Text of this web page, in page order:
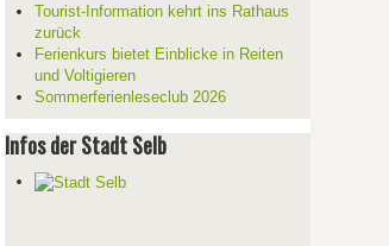
Tourist-Information kehrt ins Rathaus
zurück
Ferienkurs bietet Einblicke in Reiten
und Voltigieren
Sommerferienleseclub 2026
Infos der Stadt Selb